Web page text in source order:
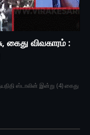
கைது விவகாரம் :
ஸ்டாலின் இன்று (4) கைது